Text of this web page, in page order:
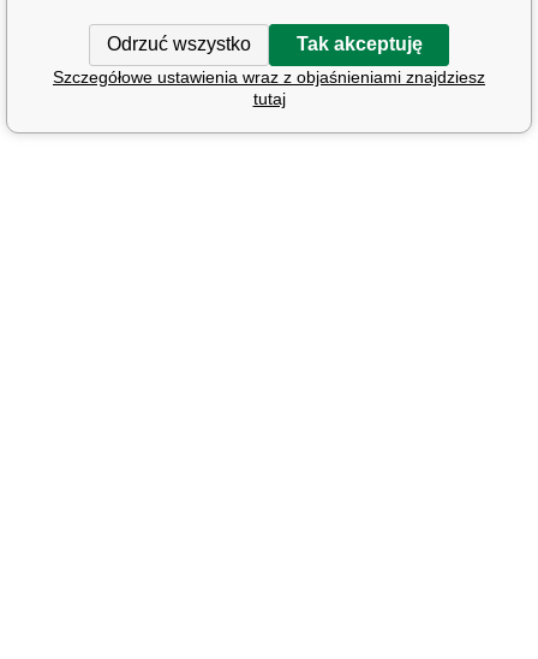
Odrzuć wszystko Tak akceptuję
Szczegółowe ustawienia wraz z objaśnieniami znajdziesz
tutaj